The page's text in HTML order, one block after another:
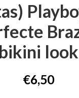
bikini look
€6,50